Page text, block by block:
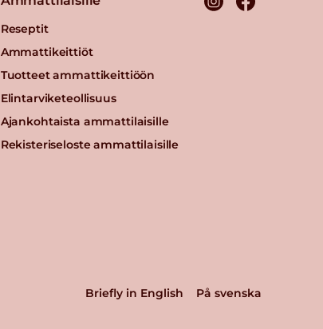
Reseptit
Ammattikeittiöt
Tuotteet ammattikeittiöön
Elintarviketeollisuus
Ajankohtaista ammattilaisille
Rekisteriseloste ammattilaisille
Briefly in English På svenska